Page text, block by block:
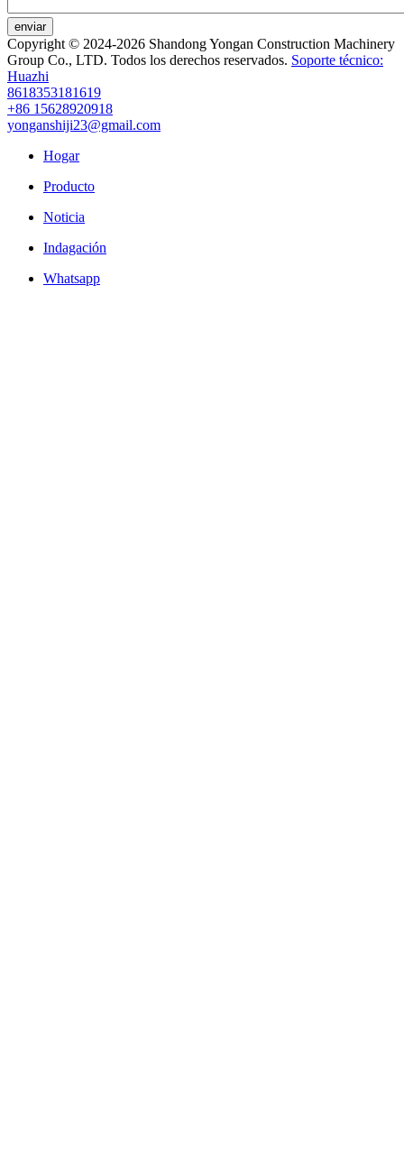
enviar
Copyright © 2024-2026 Shandong Yongan Construction Machinery
Group Co., LTD. Todos los derechos reservados. Soporte técnico:
Huazhi
8618353181619
+86 15628920918
yonganshiji23@gmail.com
Hogar
Producto
Noticia
Indagación
Whatsapp